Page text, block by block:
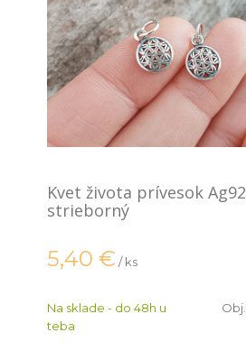
Kvet života prívesok
strieborný
5,40 € / ks
Na sklade - do 48h u
teba